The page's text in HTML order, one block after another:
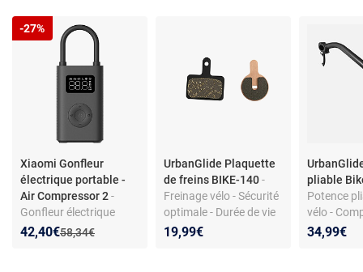
Xiaomi Gonfleur
électrique portable -
Air Compressor 2-
Gonfleur électrique
pour vélo, moto, voiture
Ancien prix :
58,34€
Nouveau prix :
42,40€
Réduction de :
-27%
UrbanGlide Plaquette
de freins BIKE-140-
Freinage vélo - Sécurité
optimale - Durée de vie
prolongée
19,99€
pliable
Potence
vélo -
pratique
34,99€